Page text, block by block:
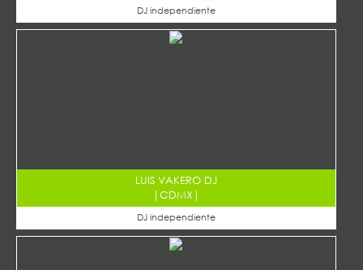
DJ independiente
LUIS VAKERO DJ
| CDMX|
DJ independiente